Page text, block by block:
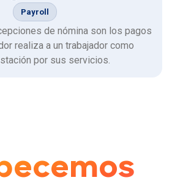
Payroll
de nómina son los pagos
realiza a un trabajador como
por sus servicios.